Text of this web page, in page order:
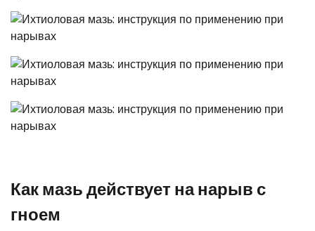
Как мазь действует на нарыв с
гноем